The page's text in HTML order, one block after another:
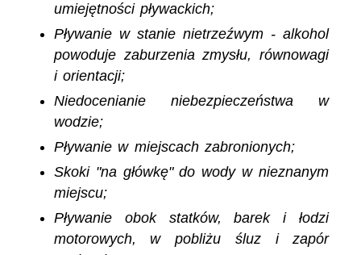
umiejętności pływackich;
Pływanie w stanie nietrzeźwym - alkohol
powoduje zaburzenia zmysłu, równowagi
i orientacji;
Niedocenianie niebezpieczeństwa w
wodzie;
Pływanie w miejscach zabronionych;
Skoki "na główkę" do wody w nieznanym
miejscu;
Pływanie obok statków, barek i łodzi
motorowych, w pobliżu śluz i zapór